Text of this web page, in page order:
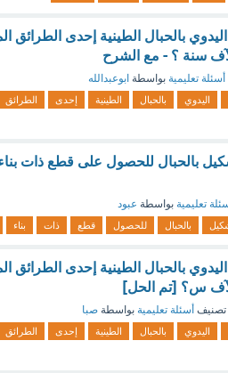
بالحبال الطينية إحدى
سنة ؟ - مع الشرح
أسئلة تعليمية بواسطة ابوعبدالله
اليدوي بالحبال الطينية إحدى الطرائق
تعليمية بواسطة عبود
بالحبال للحصول قطع ذات بناء
بالحبال الطينية إحدى
س؟ [تم الحل]
أسئلة تعليمية بواسطة صبا
اليدوي بالحبال الطينية إحدى الطرائق